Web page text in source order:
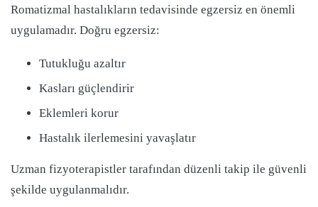
Romatizmal hastalıkların tedavisinde egzersiz en önemli
uygulamadır. Doğru egzersiz:
Tutukluğu azaltır
Kasları güçlendirir
Eklemleri korur
Hastalık ilerlemesini yavaşlatır
Uzman fizyoterapistler tarafından düzenli takip ile güvenli
şekilde uygulanmalıdır.